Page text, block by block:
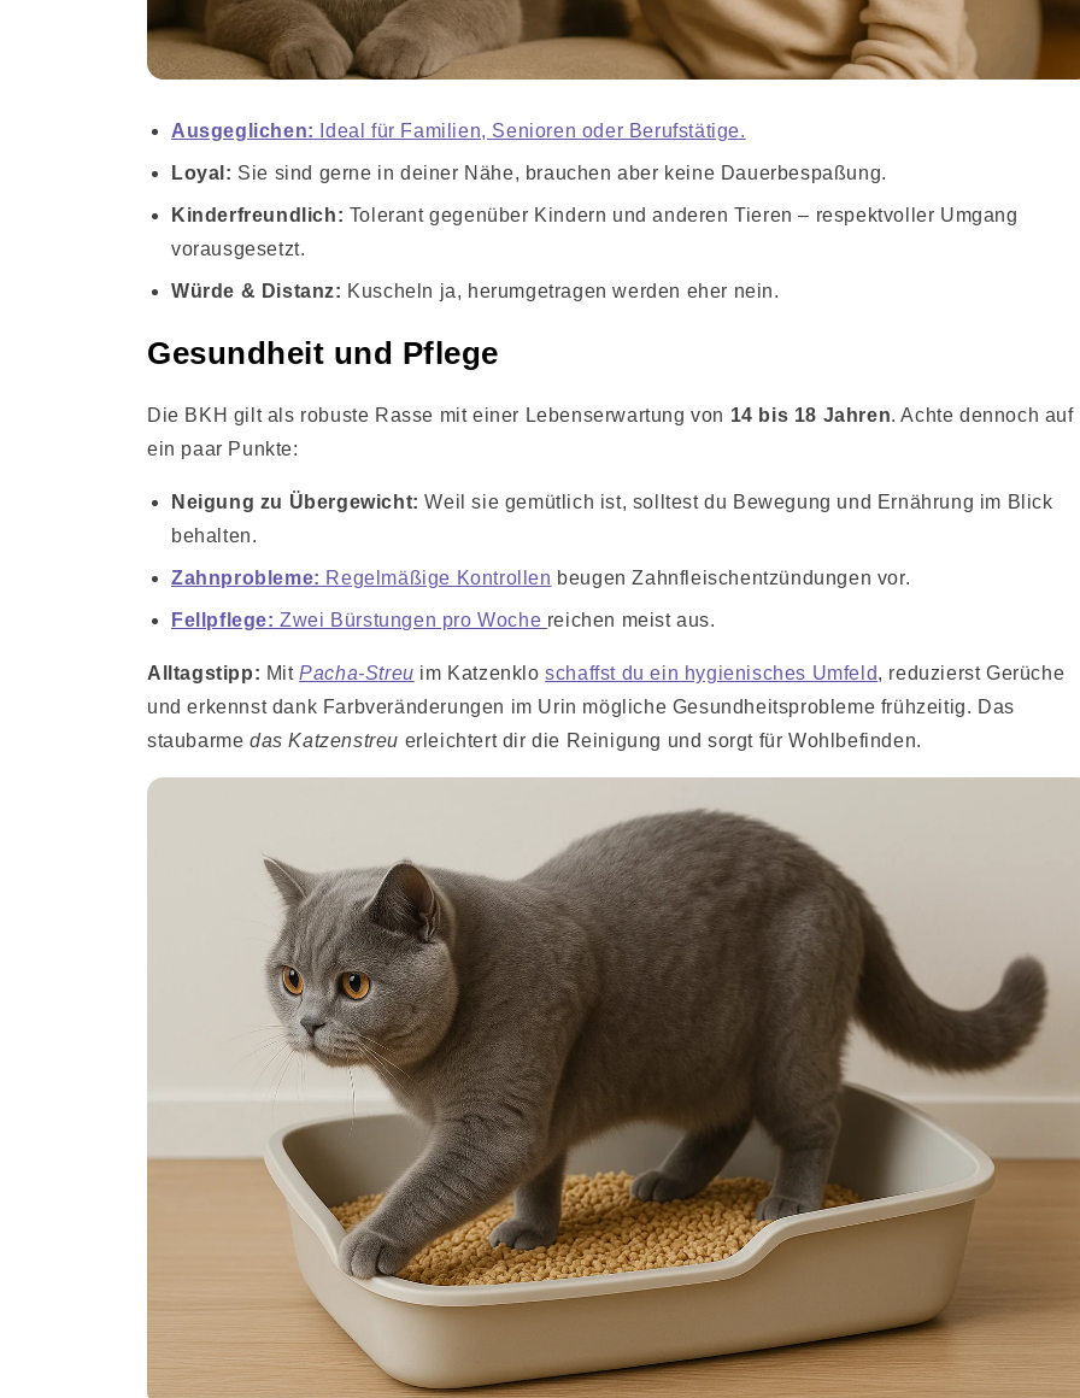
Ausgeglichen: Ideal für Familien, Senioren oder Berufstätige.
Loyal: Sie sind gerne in deiner Nähe, brauchen aber keine Dauerbespaßung.
Kinderfreundlich: Tolerant gegenüber Kindern und anderen Tieren – respektvoller Umgang
vorausgesetzt.
Würde & Distanz: Kuscheln ja, herumgetragen werden eher nein.
Gesundheit und Pflege
Die BKH gilt als robuste Rasse mit einer Lebenserwartung von 14 bis 18 Jahren. Achte dennoch auf
ein paar Punkte:
Neigung zu Übergewicht: Weil sie gemütlich ist, solltest du Bewegung und Ernährung im Blick
behalten.
Zahnprobleme: Regelmäßige Kontrollen beugen Zahnfleischentzündungen vor.
Fellpflege: Zwei Bürstungen pro Woche reichen meist aus.
Alltagstipp: MitPacha-Streu im Katzenkloschaffst du ein hygienisches Umfeld, reduzierst Gerüche
und erkennst dank Farbveränderungen im Urin mögliche Gesundheitsprobleme frühzeitig. Das
staubarme das Katzenstreu erleichtert dir die Reinigung und sorgt für Wohlbefinden.